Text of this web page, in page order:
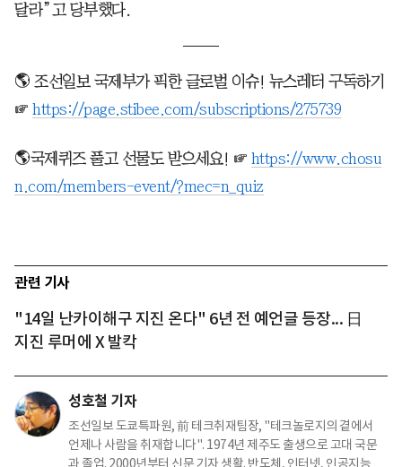
달라”고 당부했다.
🌎 조선일보 국제부가 픽한 글로벌 이슈! 뉴스레터 구독하기
☞ https://page.stibee.com/subscriptions/275739
🌎국제퀴즈 풀고 선물도 받으세요! ☞ https://www.chosu
n.com/members-event/?mec=n_quiz
관련 기사
"14일 난카이해구 지진 온다" 6년 전 예언글 등장... 日
지진 루머에 X 발칵
성호철 기자
조선일보 도쿄특파원, 前 테크취재팀장, "테크놀로지의 곁에서
언제나 사람을 취재합니다". 1974년 제주도 출생으로 고대 국문
과 졸업. 2000년부터 신문 기자 생활. 반도체, 인터넷, 인공지능